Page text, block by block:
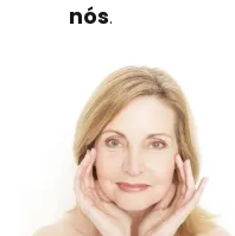
nós.